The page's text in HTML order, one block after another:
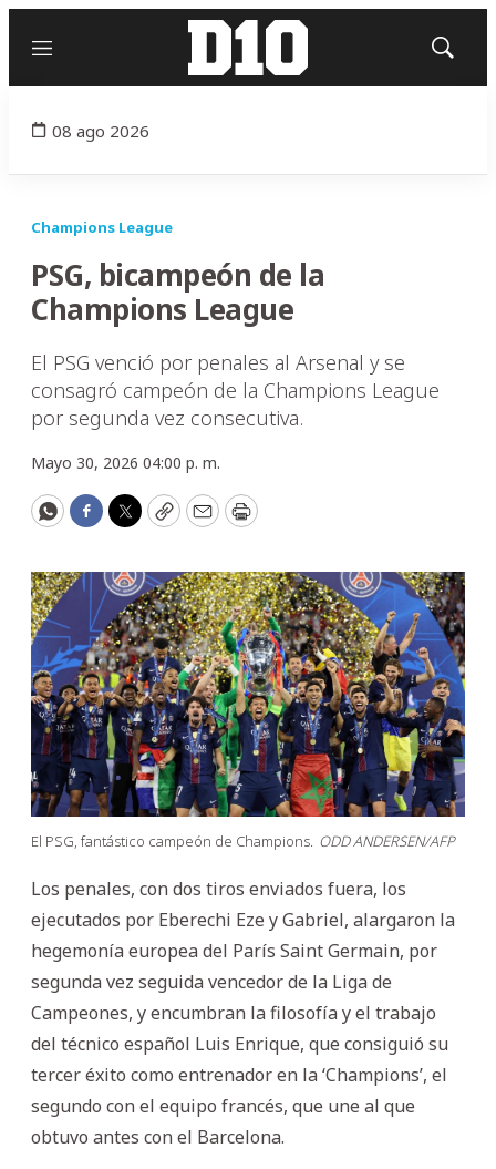
Menú
Mostrar
08 ago 2026
Champions League
PSG, bicampeón de la
Champions League
El PSG venció por penales al Arsenal y se
consagró campeón de la Champions League
por segunda vez consecutiva.
Mayo 30, 2026 04:00 p. m.
WhatsApp
Facebook
Twitter
CopyEmailPrint
El PSG, fantástico campeón de Champions. ODD ANDERSEN/AFP
Los penales, con dos tiros enviados fuera, los
ejecutados por Eberechi Eze y Gabriel, alargaron la
hegemonía europea del París Saint Germain, por
segunda vez seguida vencedor de la Liga de
Campeones, y encumbran la filosofía y el trabajo
del técnico español Luis Enrique, que consiguió su
tercer éxito como entrenador en la ‘Champions’, el
segundo con el equipo francés, que une al que
obtuvo antes con el Barcelona.